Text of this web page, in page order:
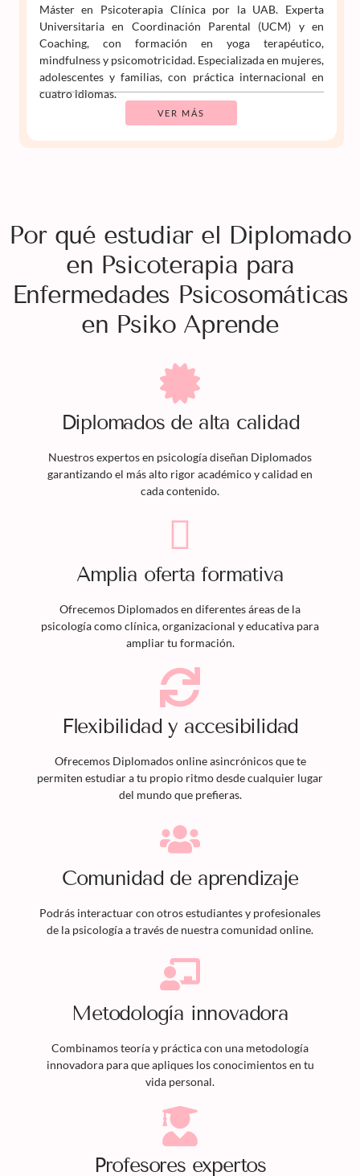
Máster en Psicoterapia Clínica por la UAB. Experta
Universitaria en Coordinación Parental (UCM) y en
Coaching, con formación en yoga terapéutico,
mindfulness y psicomotricidad. Especializada en mujeres,
adolescentes y familias, con práctica internacional en
cuatro idiomas.
VER MÁS
Por qué estudiar el Diplomado
en Psicoterapia para
Enfermedades Psicosomáticas
en Psiko Aprende
Diplomadosde alta calidad
Nuestros expertos en psicología diseñan Diplomados
garantizando el más alto rigor académico y calidad en
cada contenido.
Amplia oferta formativa
Ofrecemos Diplomadosen diferentes áreas de la
psicología como clínica, organizacional y educativa para
ampliar tu formación.
Flexibilidad y accesibilidad
Ofrecemos Diplomadosonline asincrónicos que te
permiten estudiar a tu propio ritmo desde cualquier lugar
del mundo que prefieras.
Comunidad de aprendizaje
Podrás interactuar con otros estudiantes y profesionales
de la psicología a través de nuestra comunidad online.
Metodología innovadora
Combinamos teoría y práctica con una metodología
innovadora para que apliques los conocimientos en tu
vida personal.
Profesores expertos